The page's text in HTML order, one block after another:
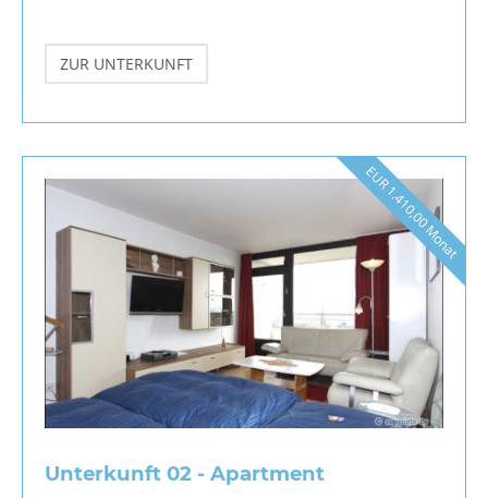
ZUR UNTERKUNFT
EUR 1.410,00 Monat
Unterkunft 02 - Apartment